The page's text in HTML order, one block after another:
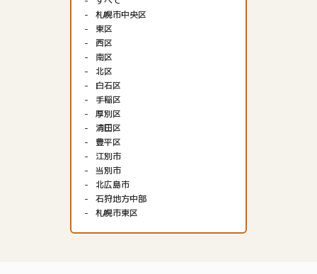
札幌市中央区
東区
西区
南区
北区
白石区
手稲区
厚別区
清田区
豊平区
江別市
当別市
北広島市
石狩地方中部
札幌市東区